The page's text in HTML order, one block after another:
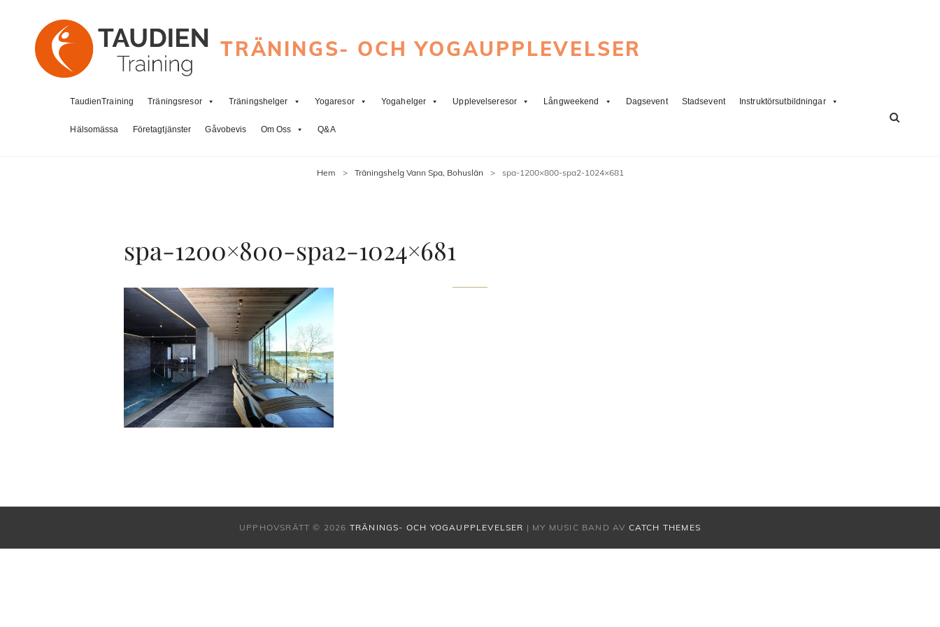
TRÄNINGS- OCH YOGAUPPLEVELSER
TaudienTraining Träningsresor Träningshelger Yogaresor Yogahelger Upplevelseresor Långweekend Dagsevent Stadsevent Instruktörsutbildningar
Hälsomässa Företagtjänster Gåvobevis Om Oss Q&A
Hem > Träningshelg Vann Spa, Bohuslän > spa-1200×800-spa2-1024×681
spa-1200×800-spa2-1024×681
UPPHOVSRÄTT © 2026 TRÄNINGS- OCH YOGAUPPLEVELSER | MY MUSIC BAND AV CATCH THEMES